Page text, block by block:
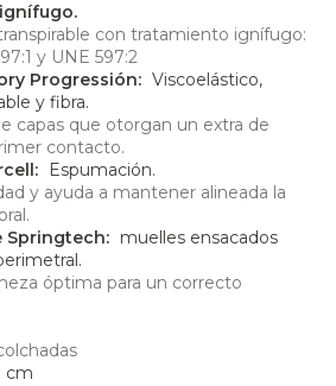
con tratamiento ignífugo:
y UNE 597:2
Progressión: Viscoelástico,
y fibra.
capas que otorgan un extra de
contacto.
Espumación.
y ayuda a mantener alineada la
Springtech: muelles ensacados
óptima para un correcto
cm